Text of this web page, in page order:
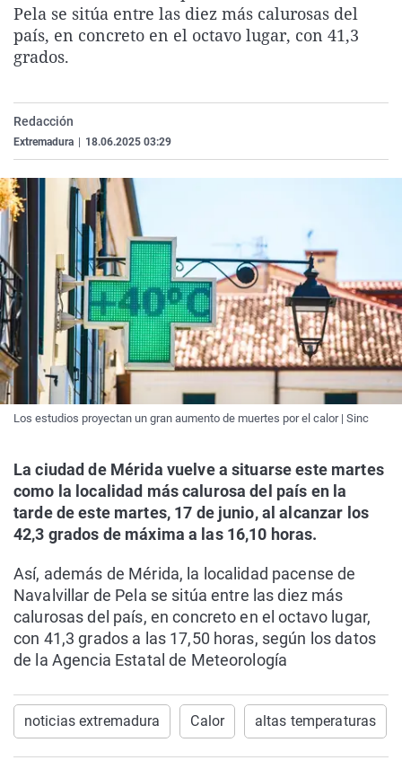
La rosa de los vientos
Gente viajera
Caso
Retornados
Operación Viuda
Extremadura
Galicia
Navarra
Virales
Televisión
Pela se sitúa entre las diez más calurosas del
país, en concreto en el octavo lugar, con 41,3
grados.
Redacción
Extremadura 18.06.2025 03:29
Los estudios proyectan un gran aumento de muertes por el calor | Sinc
La ciudad de Mérida vuelve a situarse este martes
como la localidad más calurosa del país en la
tarde de este martes, 17 de junio, al alcanzar los
42,3 grados de máxima a las 16,10 horas.
Así, además de Mérida, la localidad pacense de
Navalvillar de Pela se sitúa entre las diez más
calurosas del país, en concreto en el octavo lugar,
con 41,3 grados a las 17,50 horas, según los datos
de la Agencia Estatal de Meteorología
noticias extremadura Calor altas temperaturas